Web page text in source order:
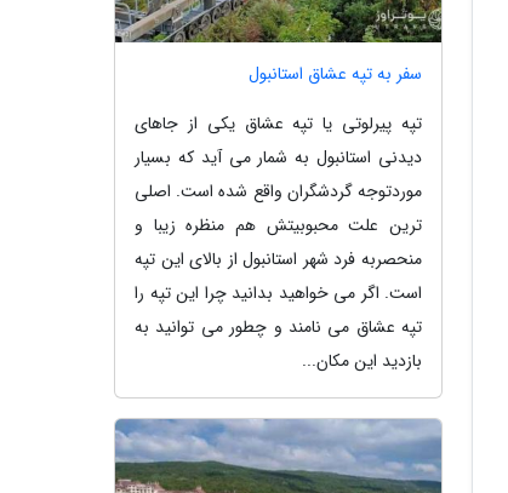
سفر به تپه عشاق استانبول
تپه پیرلوتی یا تپه عشاق یکی از جاهای
دیدنی استانبول به شمار می آید که بسیار
موردتوجه گردشگران واقع شده است. اصلی
ترین علت محبوبیتش هم منظره زیبا و
منحصربه فرد شهر استانبول از بالای این تپه
است. اگر می خواهید بدانید چرا این تپه را
تپه عشاق می نامند و چطور می توانید به
بازدید این مکان...